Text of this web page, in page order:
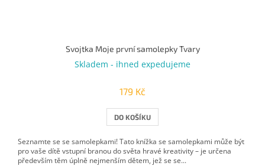
Svojtka Moje první samolepky Tvary
Skladem - ihned expedujeme
179 Kč
DO KOŠÍKU
Seznamte se se samolepkami! Tato knížka se samolepkami může být
pro vaše dítě vstupní branou do světa hravé kreativity – je určena
především těm úplně nejmenším dětem, jež se se...